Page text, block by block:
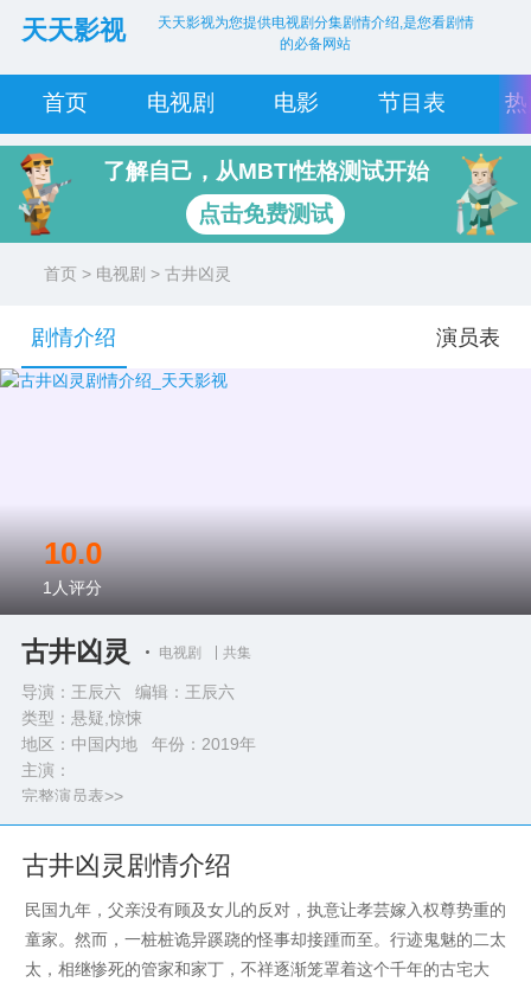
天天影视
天天影视为您提供电视剧分集剧情介绍,是您看剧情
的必备网站
首页 电视剧 电影 节目表
了解自己，从MBTI性格测试开始
点击免费测试
首页 > 电视剧 > 古井凶灵
剧情介绍 演员表
古井凶灵 电视剧 共集
导演：王辰六 编辑：王辰六
类型： 悬疑,惊悚
地区：中国内地 年份： 2019年
主演：
完整演员表>>
10.0
1 人评分
古井凶灵剧情介绍
民国九年，父亲没有顾及女儿的反对，执意让孝芸嫁入权尊势重的
童家。然而，一桩桩诡异蹊跷的怪事却接踵而至。行迹鬼魅的二太
太，相继惨死的管家和家丁，不祥逐渐笼罩着这个千年的古宅大